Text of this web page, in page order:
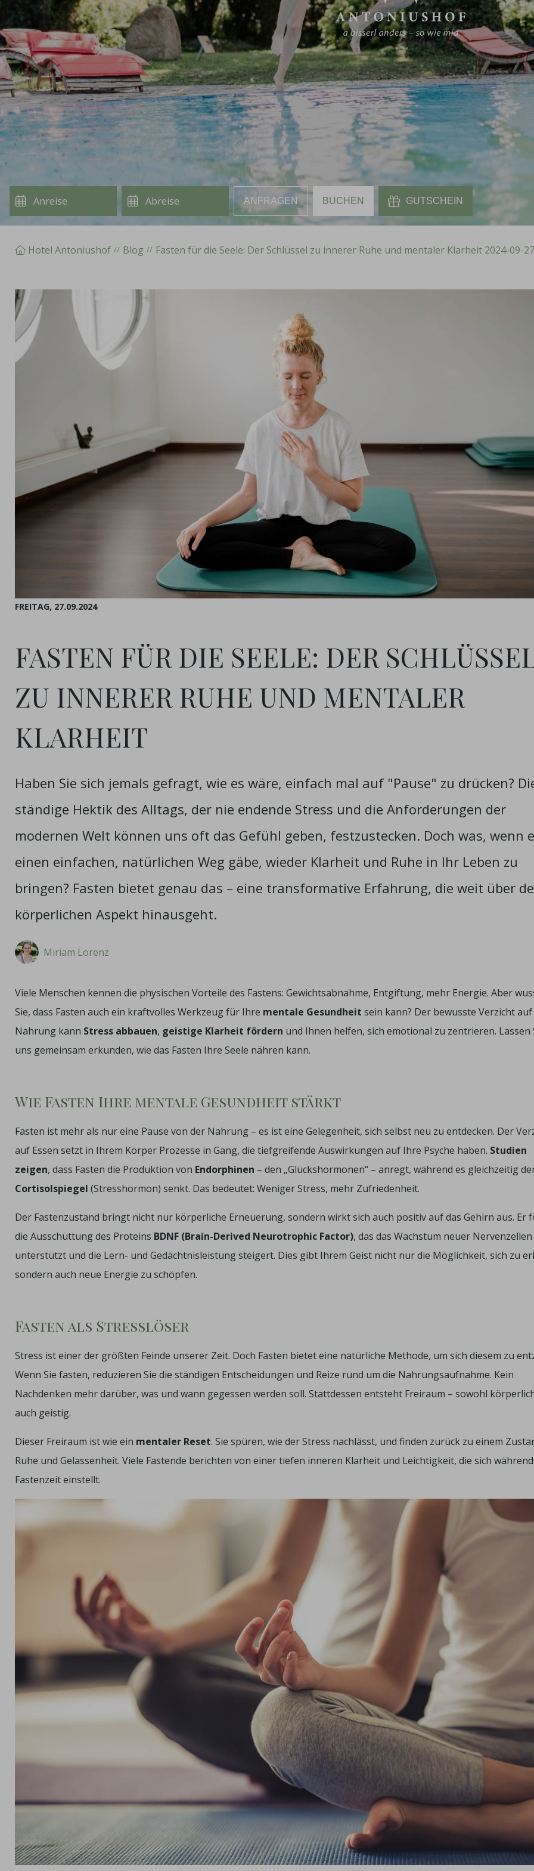
BUCHEN
ANFRAGEN GUTSCHEIN
Hotel Antoniushof Blog Fasten für die Seele: Der Schlüssel zu innerer Ruhe und mentaler Klarheit 2024-09-
FREITAG, 27.09.2024
FASTEN FÜR DIE SEELE: DER
ZU INNERER RUHE UND MENTALER
KLARHEIT
Haben Sie sich jemals gefragt, wie es wäre, einfach mal auf "Pause" zu drücken?
ständige Hektik des Alltags, der nie endende Stress und die Anforderungen der
modernen Welt können uns oft das Gefühl geben, festzustecken. Doch was, wenn
einen einfachen, natürlichen Weg gäbe, wieder Klarheit und Ruhe in Ihr Leben zu
bringen? Fasten bietet genau das – eine transformative Erfahrung, die weit über
körperlichen Aspekt hinausgeht.
Miriam Lorenz
Viele Menschen kennen die physischen Vorteile des Fastens: Gewichtsabnahme, Entgiftung, mehr Energie. Aber
Sie, dass Fasten auch ein kraftvolles Werkzeug für Ihre mentale Gesundheit sein kann? Der bewusste Verzicht auf
Nahrung kann Stress abbauen, geistige Klarheit fördern und Ihnen helfen, sich emotional zu zentrieren. Lassen
uns gemeinsam erkunden, wie das Fasten Ihre Seele nähren kann.
Wie Fasten Ihre mentale Gesundheit stärkt
Fasten ist mehr als nur eine Pause von der Nahrung – es ist eine Gelegenheit, sich selbst neu zu entdecken. Der
auf Essen setzt in Ihrem Körper Prozesse in Gang, die tiefgreifende Auswirkungen auf Ihre Psyche haben. Studien
zeigen, dass Fasten die Produktion von Endorphinen – den „Glückshormonen“ – anregt, während es gleichzeitig
Cortisolspiegel (Stresshormon) senkt. Das bedeutet: Weniger Stress, mehr Zufriedenheit.
Der Fastenzustand bringt nicht nur körperliche Erneuerung, sondern wirkt sich auch positiv auf das Gehirn aus. Er
die Ausschüttung des Proteins BDNF (Brain-Derived Neurotrophic Factor), das das Wachstum neuer Nervenzellen
unterstützt und die Lern- und Gedächtnisleistung steigert. Dies gibt Ihrem Geist nicht nur die Möglichkeit, sich zu
sondern auch neue Energie zu schöpfen.
Fasten als Stresslöser
Stress ist einer der größten Feinde unserer Zeit. Doch Fasten bietet eine natürliche Methode, um sich diesem zu
Wenn Sie fasten, reduzieren Sie die ständigen Entscheidungen und Reize rund um die Nahrungsaufnahme. Kein
Nachdenken mehr darüber, was und wann gegessen werden soll. Stattdessen entsteht Freiraum – sowohl
auch geistig.
Dieser Freiraum ist wie ein mentaler Reset. Sie spüren, wie der Stress nachlässt, und finden zurück zu einem
Ruhe und Gelassenheit. Viele Fastende berichten von einer tiefen inneren Klarheit und Leichtigkeit, die sich
Fastenzeit einstellt.